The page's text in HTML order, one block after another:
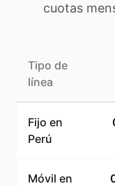
cuotas
Tipo de
línea
Fijo en
Perú
Móvil en